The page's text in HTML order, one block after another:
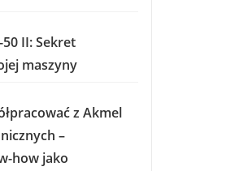
II: Sekret
maszyny
z Akmel
–
how jako